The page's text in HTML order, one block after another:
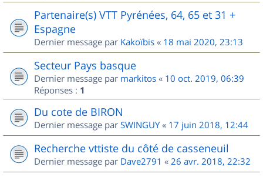
Partenaire(s) VTT Pyrénées, 64, 65 et 31 +
Espagne
Dernier message par Kakoïbis « 18 mai 2020, 23:13
Secteur Pays basque
Dernier message par markitos « 10 oct. 2019, 06:39
Réponses : 1
Du cote de BIRON
Dernier message par SWINGUY« 17 juin 2018, 12:44
Recherche vttiste du côté de casseneuil
Dernier message par Dave2791 « 26 avr. 2018, 22:32